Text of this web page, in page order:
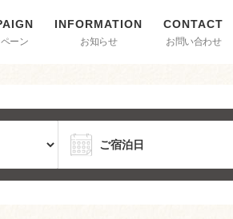
ーン お知らせ お問い合わせ